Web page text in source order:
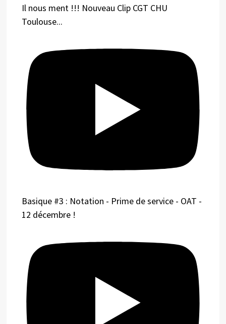
Il nous ment !!! Nouveau Clip CGT CHU
Toulouse...
Basique #3 : Notation - Prime de service - OAT -
12 décembre !